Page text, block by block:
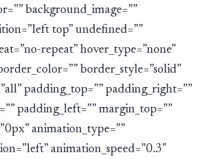
background_image=””
top” undefined=””
repeat” hover_type=”none”
border_style=”solid”
padding_top=”” padding_right=””
padding_left=”” margin_top=””
animation_type=””
animation_speed=”0.3″